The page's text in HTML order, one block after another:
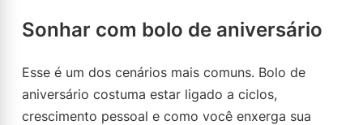
Sonhar com bolo de aniversário
Esse é um dos cenários mais comuns. Bolo de
aniversário costuma estar ligado a ciclos,
crescimento pessoal e como você enxerga sua